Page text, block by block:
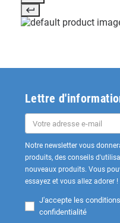
Lettre
Notre newsletter vous
produits, des conseils
nouveaux produits. Vous
essayez et vous allez adorer !
J'accepte les
confidentialité